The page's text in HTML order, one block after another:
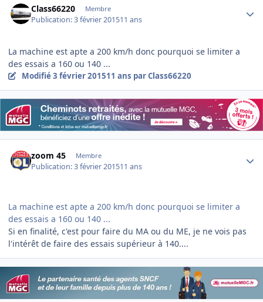
Class66220 Membre
Publication:3 février 201511 ans
La machine est apte a 200 km/h donc pourquoi se limiter a
des essais a 160 ou 140 ...
Modifié3 février 201511 ans par Class66220
zoom 45 Membre
Publication:3 février 201511 ans
La machine est apte a 200 km/h donc pourquoi se limiter a
des essais a 160 ou 140 ...
Si en finalité, c'est pour faire du MA ou du ME, je ne vois pas
l'intérêt de faire des essais supérieur à 140....